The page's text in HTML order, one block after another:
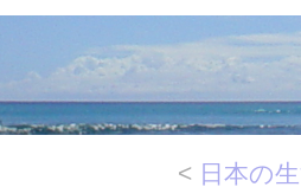
< 日本の